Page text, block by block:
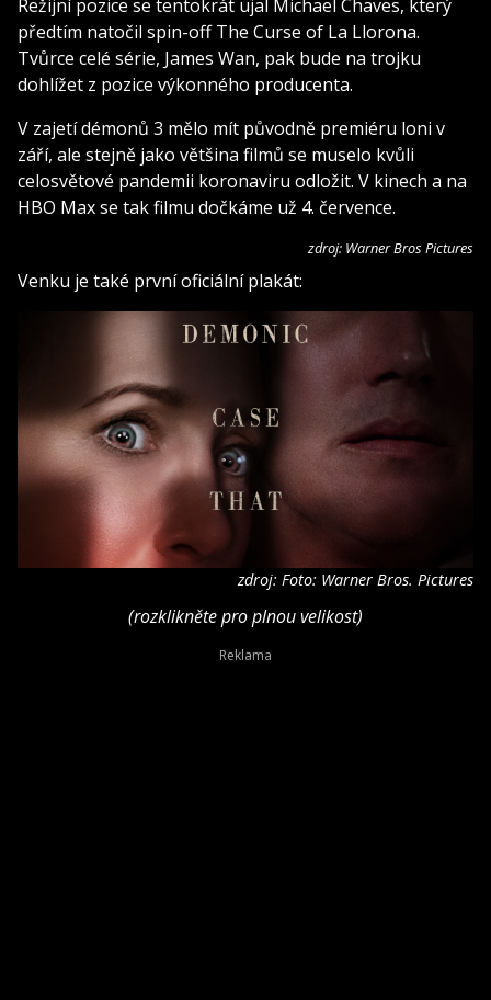
Režijní pozice se tentokrát ujal Michael Chaves, který
předtím natočil spin-off The Curse of La Llorona.
Tvůrce celé série, James Wan, pak bude na trojku
dohlížet z pozice výkonného producenta.
V zajetí démonů 3 mělo mít původně premiéru loni v
září, ale stejně jako většina filmů se muselo kvůli
celosvětové pandemii koronaviru odložit. V kinech a na
HBO Max se tak filmu dočkáme už 4. července.
zdroj: Warner Bros Pictures
Venku je také první oficiální plakát:
zdroj: Foto: Warner Bros. Pictures
(rozklikněte pro plnou velikost)